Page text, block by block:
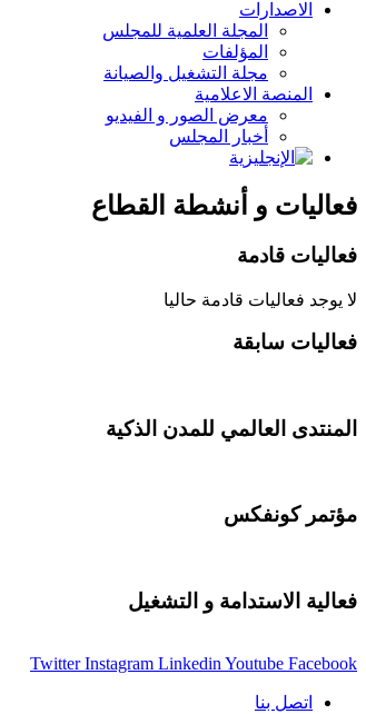
الاصدارات
المجلة العلمية للمجلس
المؤلفات
مجلة التشغيل والصيانة
المنصة الاعلامية
معرض الصور و الفيديو
أخبار المجلس
فعاليات و أنشطة القطاع
فعاليات قادمة
لا يوجد فعاليات قادمة حاليا
فعاليات سابقة
المنتدى العالمي للمدن الذكية
مؤتمر كونفكس
فعالية الاستدامة و التشغيل
Twitter Instagram Linkedin Youtube Facebook
اتصل بنا